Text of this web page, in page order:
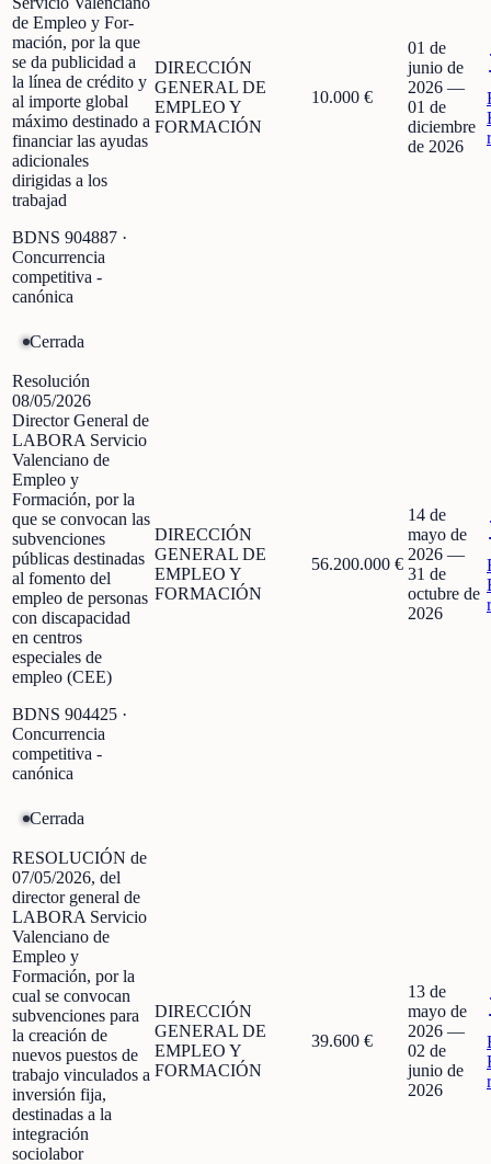
de Empleo y For-
mación, por la que
se da publicidad a
la línea de crédito y
al importe global
máximo destinado a
financiar las ayudas
adicionales
dirigidas a los
trabajad
BDNS 904887 ·
Concurrencia
competitiva -
canónica
DIRECCIÓN
GENERAL DE
EMPLEO Y
FORMACIÓN
10.000 €
01 de
junio de
2026 —
01 de
diciembre
de 2026
Cerrada
Resolución
08/05/2026
Director General de
LABORA Servicio
Valenciano de
Empleo y
Formación, por la
que se convocan las
subvenciones
públicas destinadas
al fomento del
empleo de personas
con discapacidad
en centros
especiales de
empleo (CEE)
BDNS 904425 ·
Concurrencia
competitiva -
canónica
DIRECCIÓN
GENERAL DE
EMPLEO Y
FORMACIÓN
56.200.000 €
14 de
mayo de
2026 —
31 de
octubre de
2026
Cerrada
RESOLUCIÓN de
07/05/2026, del
director general de
LABORA Servicio
Valenciano de
Empleo y
Formación, por la
cual se convocan
subvenciones para
la creación de
nuevos puestos de
trabajo vinculados a
inversión fija,
destinadas a la
integración
sociolabor
DIRECCIÓN
GENERAL DE
EMPLEO Y
FORMACIÓN
39.600 €
13 de
mayo de
2026 —
02 de
junio de
2026